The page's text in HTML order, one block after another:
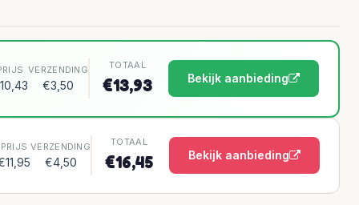
VERZENDING
€3,50
TOTAAL
€13,93 Bekijk aanbieding
PRIJS VERZENDING
€4,50
TOTAAL
€16,45 Bekijk aanbieding